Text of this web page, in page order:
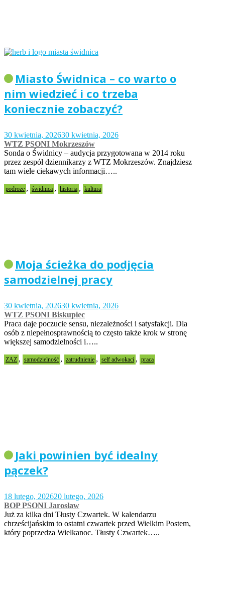
Miasto Świdnica – co warto o
nim wiedzieć i co trzeba
koniecznie zobaczyć?
30 kwietnia, 202630 kwietnia, 2026
WTZ PSONI Mokrzeszów
Sonda o Świdnicy – audycja przygotowana w 2014 roku
przez zespół dziennikarzy z WTZ Mokrzeszów. Znajdziesz
tam wiele ciekawych informacji…..
podroże , świdnica , historia , kultura
Moja ścieżka do podjęcia
samodzielnej pracy
30 kwietnia, 202630 kwietnia, 2026
WTZ PSONI Biskupiec
Praca daje poczucie sensu, niezależności i satysfakcji. Dla
osób z niepełnosprawnością to często także krok w stronę
większej samodzielności i…..
ZAZ , samodzielność , zatrudnienie , self adwokaci , praca
Jaki powinien być idealny
pączek?
18 lutego, 202620 lutego, 2026
BOP PSONI Jarosław
Już za kilka dni Tłusty Czwartek. W kalendarzu
chrześcijańskim to ostatni czwartek przed Wielkim Postem,
który poprzedza Wielkanoc. Tłusty Czwartek…..